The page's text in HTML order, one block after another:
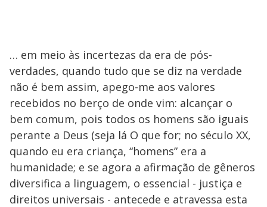
… em meio às incertezas da era de pós-
verdades, quando tudo que se diz na verdade
não é bem assim, apego-me aos valores
recebidos no berço de onde vim: alcançar o
bem comum, pois todos os homens são iguais
perante a Deus (seja lá O que for; no século XX,
quando eu era criança, “homens” era a
humanidade; e se agora a afirmação de gêneros
diversifica a linguagem, o essencial - justiça e
direitos universais - antecede e atravessa esta